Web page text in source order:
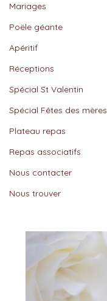
Mariages
Poële géante
Apéritif
Réceptions
Spécial St Valentin
Spécial Fêtes des mères
Plateau repas
Repas associatifs
Nous contacter
Nous trouver